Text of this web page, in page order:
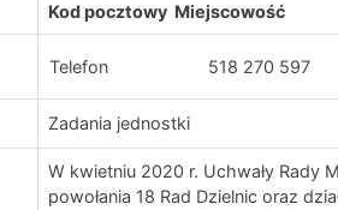
Kod pocztowy Miejscowość
Telefon 518 270 597
Zadania jednostki
W kwietniu 2020 r. Uchwały Rady
powołania 18 Rad Dzielnic oraz